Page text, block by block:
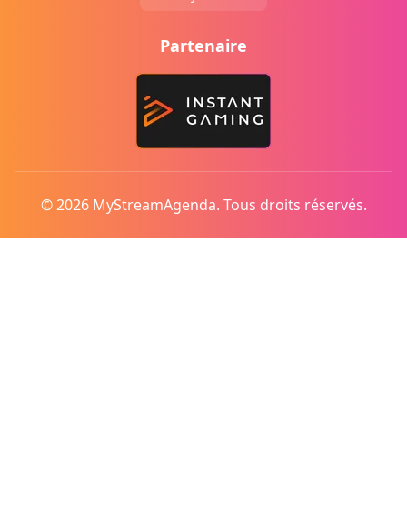
Partenaire
© 2026 MyStreamAgenda. Tous droits réservés.